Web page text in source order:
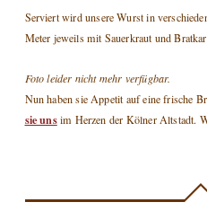
Serviert wird unsere Wurst in
Meter jeweils mit Sauerkraut und
Foto leider nicht mehr verfügbar.
Nun haben sie Appetit auf eine frische
sie unsim Herzen der Kölner Altstadt.